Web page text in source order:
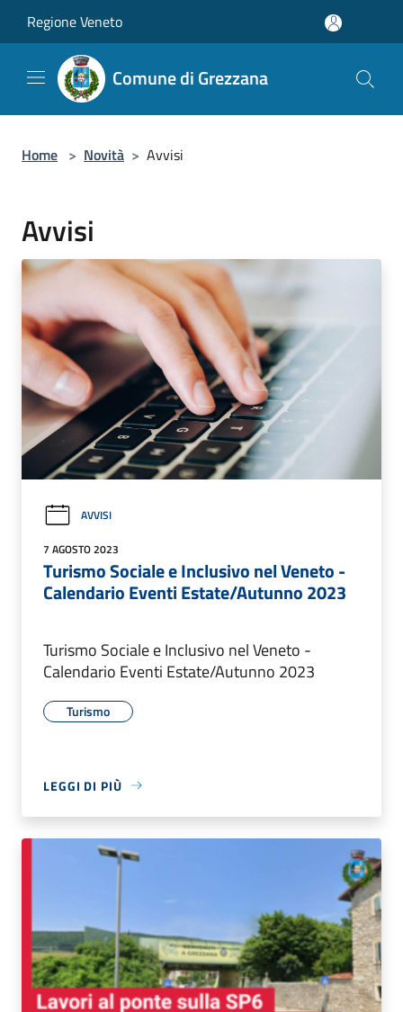
Regione Veneto
Comune di Grezzana
Home > Novità > Avvisi
Avvisi
AVVISI
7 AGOSTO 2023
Turismo Sociale e Inclusivo nel Veneto -
Calendario Eventi Estate/Autunno 2023
Turismo Sociale e Inclusivo nel Veneto -
Calendario Eventi Estate/Autunno 2023
Turismo
LEGGI DI PIÙ